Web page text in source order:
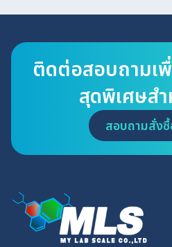
ติดต่อสอบถามเ
สุดพิเศษส
สอบถามสั่ง